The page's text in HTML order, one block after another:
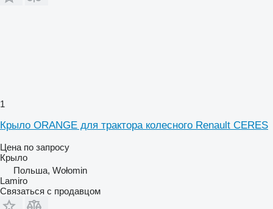
1
Крыло ORANGE для трактора колесного Renault CERES
Цена по запросу
Крыло
Польша, Wołomin
Lamiro
Связаться с продавцом